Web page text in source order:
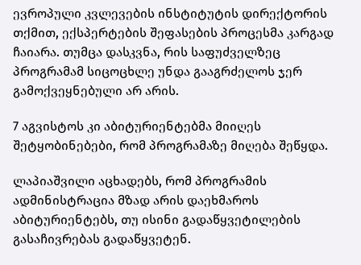
ევროპული კვლევების ინსტიტუტის დირექტორის
თქმით, ექსპერტების შეფასების პროცესმა კარგად
ჩაიარა. თუმცა დასკვნა, რის საფუძველზეც
პროგრამამ სიცოცხლე უნდა გააგრძელოს ჯერ
გამოქვეყნებული არ არის.
7 აგვისტოს კი აბიტურიენტებმა მიიღეს
შეტყობინებები, რომ პროგრამაზე მიღება შეწყდა.
ლაპიაშვილი აცხადებს, რომ პროგრამის
ადმინისტრაცია მზად არის დაეხმაროს
აბიტურიენტებს, თუ ისინი გადაწყვეტილების
გასაჩივრებას გადაწყვეტენ.